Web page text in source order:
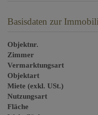
Basisdaten zur
Objektnr.
Zimmer
Vermarktungsart
Objektart
Miete (exkl. USt.)
Nutzungsart
Fläche